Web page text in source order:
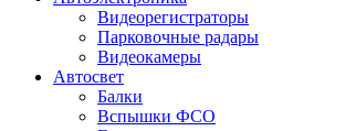
Видеорегистраторы
Парковочные радары
Видеокамеры
Автосвет
Балки
Вспышки ФСО